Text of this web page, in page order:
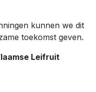
kunnen we dit
toekomst geven.
Leifruit